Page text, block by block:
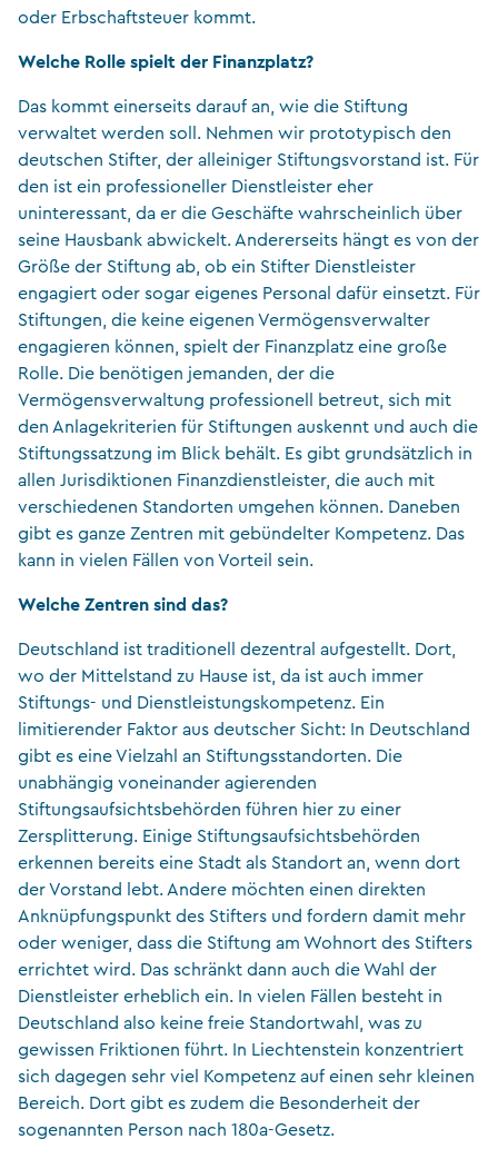
oder Erbschaftsteuer kommt.
Welche Rolle spielt der Finanzplatz?
Das kommt einerseits darauf an, wie die Stiftung
verwaltet werden soll. Nehmen wir prototypisch den
deutschen Stifter, der alleiniger Stiftungsvorstand ist. Für
den ist ein professioneller Dienstleister eher
uninteressant, da er die Geschäfte wahrscheinlich über
seine Hausbank abwickelt. Andererseits hängt es von der
Größe der Stiftung ab, ob ein Stifter Dienstleister
engagiert oder sogar eigenes Personal dafür einsetzt. Für
Stiftungen, die keine eigenen Vermögensverwalter
engagieren können, spielt der Finanzplatz eine große
Rolle. Die benötigen jemanden, der die
Vermögensverwaltung professionell betreut, sich mit
den Anlagekriterien für Stiftungen auskennt und auch die
Stiftungssatzung im Blick behält. Es gibt grundsätzlich in
allen Jurisdiktionen Finanzdienstleister, die auch mit
verschiedenen Standorten umgehen können. Daneben
gibt es ganze Zentren mit gebündelter Kompetenz. Das
kann in vielen Fällen von Vorteil sein.
Welche Zentren sind das?
Deutschland ist traditionell dezentral aufgestellt. Dort,
wo der Mittelstand zu Hause ist, da ist auch immer
Stiftungs- und Dienstleistungskompetenz. Ein
limitierender Faktor aus deutscher Sicht: In Deutschland
gibt es eine Vielzahl an Stiftungsstandorten. Die
unabhängig voneinander agierenden
Stiftungsaufsichtsbehörden führen hier zu einer
Zersplitterung. Einige Stiftungsaufsichtsbehörden
erkennen bereits eine Stadt als Standort an, wenn dort
der Vorstand lebt. Andere möchten einen direkten
Anknüpfungspunkt des Stifters und fordern damit mehr
oder weniger, dass die Stiftung am Wohnort des Stifters
errichtet wird. Das schränkt dann auch die Wahl der
Dienstleister erheblich ein. In vielen Fällen besteht in
Deutschland also keine freie Standortwahl, was zu
gewissen Friktionen führt. In Liechtenstein konzentriert
sich dagegen sehr viel Kompetenz auf einen sehr kleinen
Bereich. Dort gibt es zudem die Besonderheit der
sogenannten Person nach 180a-Gesetz.